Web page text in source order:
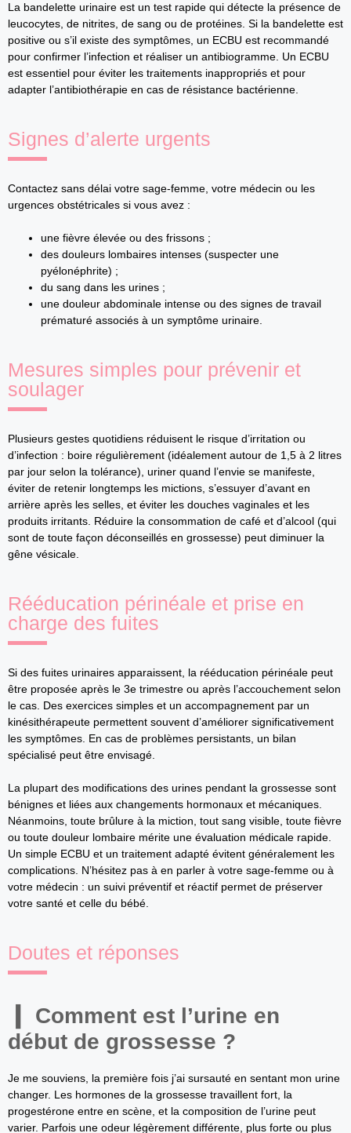
La bandelette urinaire est un test rapide qui détecte la présence de
leucocytes, de nitrites, de sang ou de protéines. Si la bandelette est
positive ou s’il existe des symptômes, un ECBU est recommandé
pour confirmer l’infection et réaliser un antibiogramme. Un ECBU
est essentiel pour éviter les traitements inappropriés et pour
adapter l’antibiothérapie en cas de résistance bactérienne.
Signes d’alerte urgents
Contactez sans délai votre sage-femme, votre médecin ou les
urgences obstétricales si vous avez :
une fièvre élevée ou des frissons ;
des douleurs lombaires intenses (suspecter une
pyélonéphrite) ;
du sang dans les urines ;
une douleur abdominale intense ou des signes de travail
prématuré associés à un symptôme urinaire.
Mesures simples pour prévenir et
soulager
Plusieurs gestes quotidiens réduisent le risque d’irritation ou
d’infection : boire régulièrement (idéalement autour de 1,5 à 2 litres
par jour selon la tolérance), uriner quand l’envie se manifeste,
éviter de retenir longtemps les mictions, s’essuyer d’avant en
arrière après les selles, et éviter les douches vaginales et les
produits irritants. Réduire la consommation de café et d’alcool (qui
sont de toute façon déconseillés en grossesse) peut diminuer la
gêne vésicale.
Rééducation périnéale et prise en
charge des fuites
Si des fuites urinaires apparaissent, la rééducation périnéale peut
être proposée après le 3e trimestre ou après l’accouchement selon
le cas. Des exercices simples et un accompagnement par un
kinésithérapeute permettent souvent d’améliorer significativement
les symptômes. En cas de problèmes persistants, un bilan
spécialisé peut être envisagé.
La plupart des modifications des urines pendant la grossesse sont
bénignes et liées aux changements hormonaux et mécaniques.
Néanmoins, toute brûlure à la miction, tout sang visible, toute fièvre
ou toute douleur lombaire mérite une évaluation médicale rapide.
Un simple ECBU et un traitement adapté évitent généralement les
complications. N’hésitez pas à en parler à votre sage-femme ou à
votre médecin : un suivi préventif et réactif permet de préserver
votre santé et celle du bébé.
Doutes et réponses
Comment est l’urine en
début de grossesse ?
Je me souviens, la première fois j’ai sursauté en sentant mon urine
changer. Les hormones de la grossesse travaillent fort, la
progestérone entre en scène, et la composition de l’urine peut
varier. Parfois une odeur légèrement différente, plus forte ou plus